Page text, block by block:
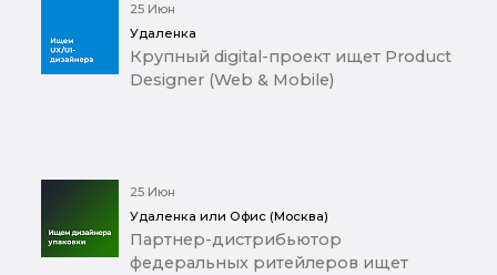
25 Июн
Удаленка
Крупный digital-проект ищет Product
Designer (Web & Mobile)
25 Июн
Удаленка или Офис (Москва)
Партнер-дистрибьютор
федеральных ритейлеров ищет